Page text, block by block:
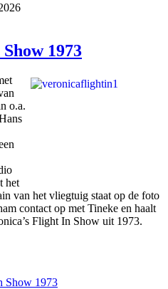
1973
o.a.
het
van het vliegtuig staat op de foto
contact op met Tineke en haalt
Flight In Show uit 1973.
Show 1973